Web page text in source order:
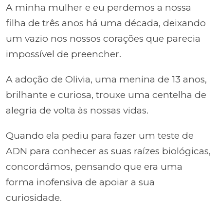
A minha mulher e eu perdemos a nossa
filha de três anos há uma década, deixando
um vazio nos nossos corações que parecia
impossível de preencher.
A adoção de Olivia, uma menina de 13 anos,
brilhante e curiosa, trouxe uma centelha de
alegria de volta às nossas vidas.
Quando ela pediu para fazer um teste de
ADN para conhecer as suas raízes biológicas,
concordámos, pensando que era uma
forma inofensiva de apoiar a sua
curiosidade.